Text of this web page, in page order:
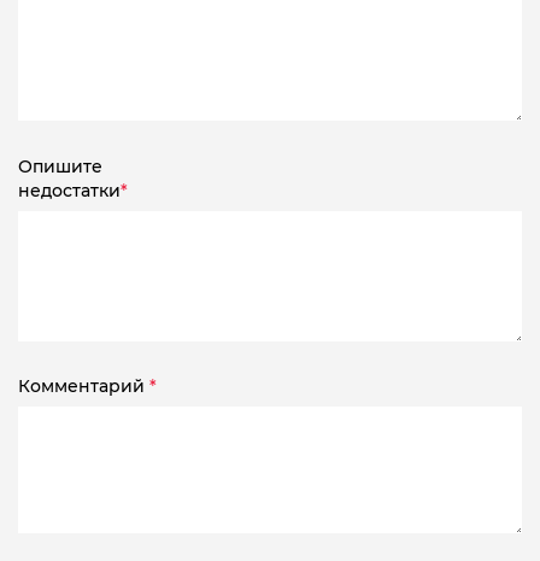
Опишите
недостатки*
Комментарий *